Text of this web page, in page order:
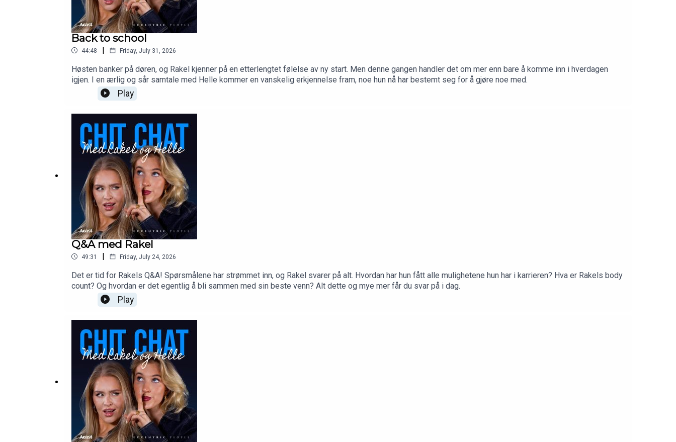
Back to school
44:48 | Friday, July 31, 2026
Høsten banker på døren, og Rakel kjenner på en etterlengtet følelse av ny start. Men denne gangen handler det om mer enn bare å komme inn i hverdagen
igjen. I en ærlig og sår samtale med Helle kommer en vanskelig erkjennelse fram, noe hun nå har bestemt seg for å gjøre noe med.
Play
Q&A med Rakel
49:31 | Friday, July 24, 2026
Det er tid for Rakels Q&A! Spørsmålene har strømmet inn, og Rakel svarer på alt. Hvordan har hun fått alle mulighetene hun har i karrieren? Hva er Rakels body
count? Og hvordan er det egentlig å bli sammen med sin beste venn? Alt dette og mye mer får du svar på i dag.
Play